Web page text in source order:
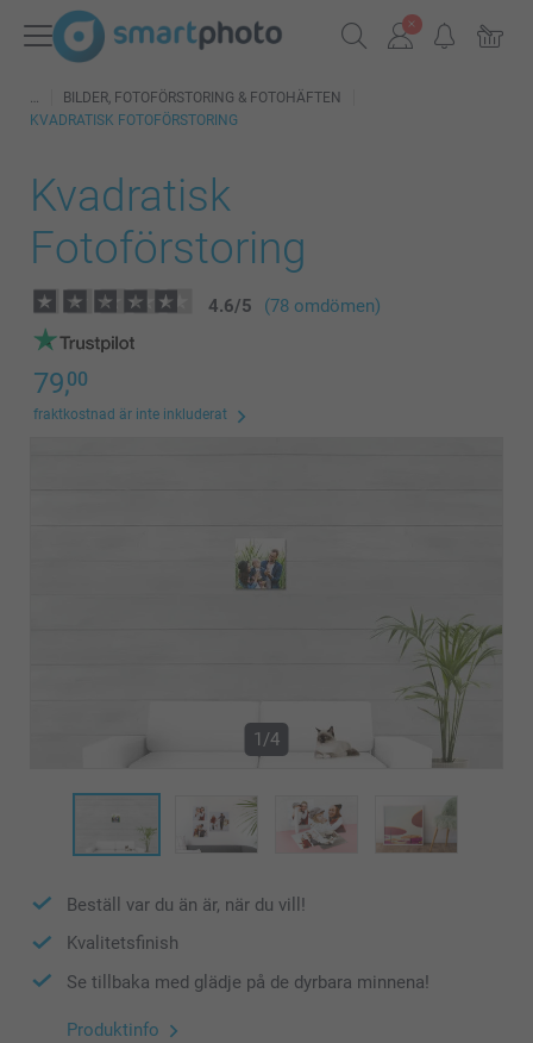
BILDER, FOTOFÖRSTORING & FOTOHÄFTEN
KVADRATISK FOTOFÖRSTORING
Kvadratisk
Fotoförstoring
4.6/5 (78 omdömen)
79,00
fraktkostnad är inte inkluderat
1/4
Beställ var du än är, när du vill!
Kvalitetsfinish
Se tillbaka med glädje på de dyrbara minnena!
Produktinfo